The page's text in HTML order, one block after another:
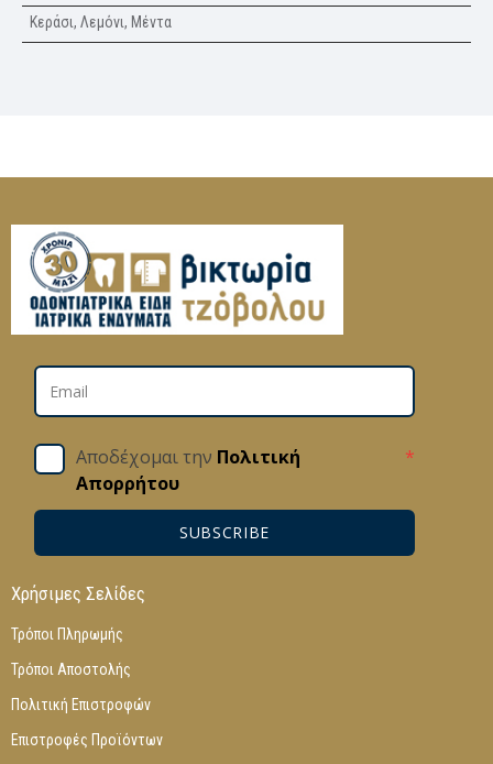
Κεράσι, Λεμόνι, Μέντα
Αποδέχομαι την Πολιτική
Απορρήτου
*
SUBSCRIBE
Χρήσιμες Σελίδες
Τρόποι Πληρωμής
Τρόποι Αποστολής
Πολιτική Επιστροφών
Επιστροφές Προϊόντων